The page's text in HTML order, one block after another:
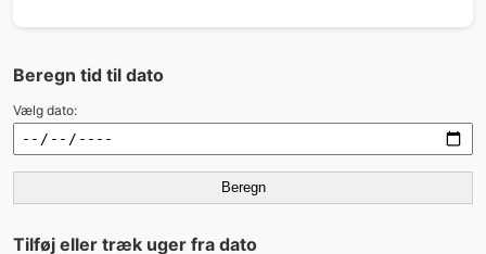
Beregn tid til dato
Vælg dato:
Beregn
Tilføj eller træk uger fra dato